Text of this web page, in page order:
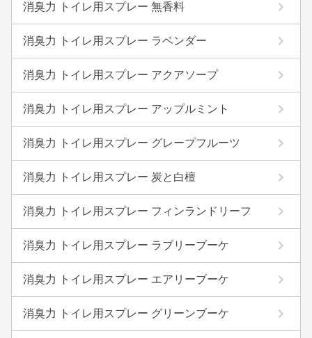
消臭力 トイレ用スプレー 無香料
消臭力 トイレ用スプレー ラベンダー
消臭力 トイレ用スプレー アクアソープ
消臭力 トイレ用スプレー アップルミント
消臭力 トイレ用スプレー グレープフルーツ
消臭力 トイレ用スプレー 炭と白檀
消臭力 トイレ用スプレー フィンランドリーフ
消臭力 トイレ用スプレー ラブリーブーケ
消臭力 トイレ用スプレー エアリーブーケ
消臭力 トイレ用スプレー グリーンブーケ